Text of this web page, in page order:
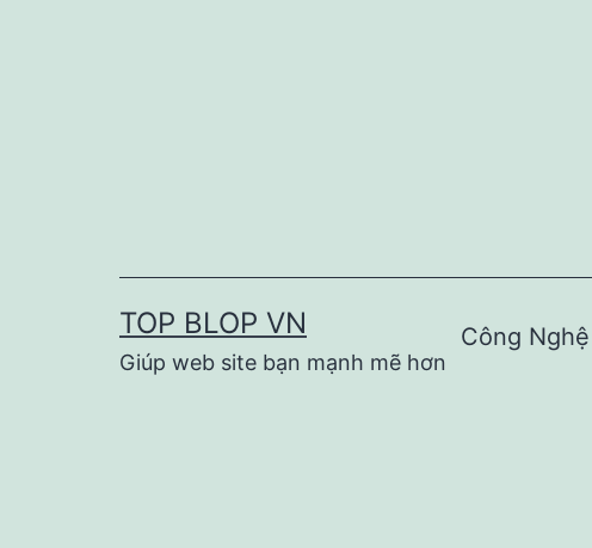
TOP BLOP VN
Giúp web site bạn mạnh mẽ hơn
Công Nghệ